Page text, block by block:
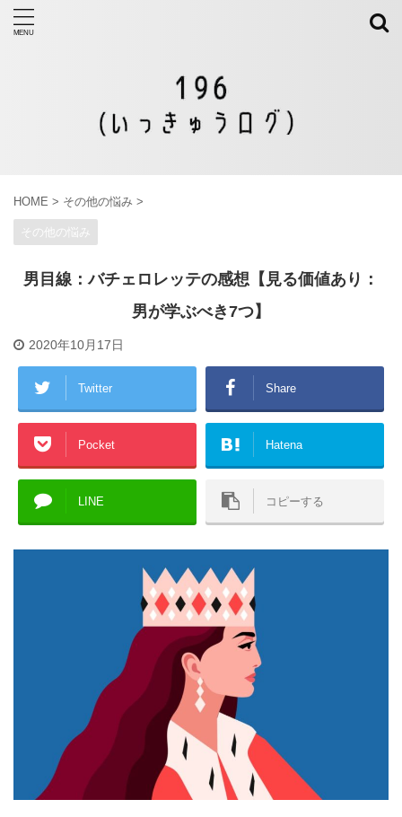
HOME > その他の悩み >
その他の悩み
男目線：バチェロレッテの感想【見る価値あり：
男が学ぶべき7つ】
2020年10月17日
Twitter Share
Pocket Hatena
LINE コピーする